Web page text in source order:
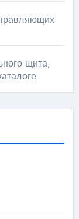
щита,